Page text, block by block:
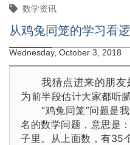
数学资讯
从鸡兔同笼的学习看
Wednesday, October 3, 2018
我猜点进来的朋友
为前半段估计大家都听
“鸡兔同笼”问题是
名的数学问题，意思是
子里。从上面数，有35